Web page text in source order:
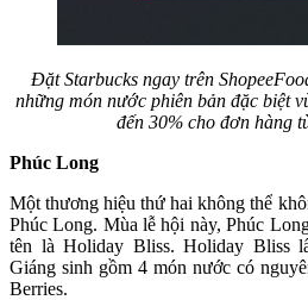
Đặt Starbucks ngay trên
những món nước phiên bản đặc biệt
đến 30% cho đơn hàng
Phúc Long
Một thương hiệu thứ hai không thể
Phúc Long. Mùa lễ hội này, Phúc
tên là Holiday Bliss. Holiday Bliss
Giáng sinh gồm 4 món nước có
Berries.